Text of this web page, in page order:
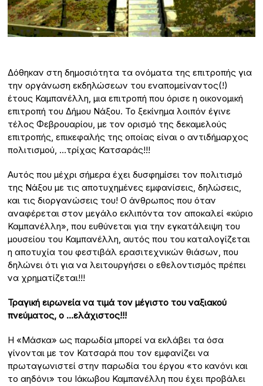
Δόθηκαν στη δημοσιότητα τα ονόματα της επιτροπής για
την οργάνωση εκδηλώσεων του εναπομείναντος(!)
έτους Καμπανέλλη, μια επιτροπή που όρισε η οικονομική
επιτροπή του Δήμου Νάξου. Το ξεκίνημα λοιπόν έγινε
τέλος Φεβρουαρίου, με τον ορισμό της δεκαμελούς
επιτροπής, επικεφαλής της οποίας είναι ο αντιδήμαρχος
πολιτισμού, …τρίχας Κατσαράς!!!
Αυτός που μέχρι σήμερα έχει δυσφημίσει τον πολιτισμό
της Νάξου με τις αποτυχημένες εμφανίσεις, δηλώσεις,
και τις διοργανώσεις του! Ο άνθρωπος που όταν
αναφέρεται στον μεγάλο εκλιπόντα τον αποκαλεί «κύριο
Καμπανέλλη», που ευθύνεται για την εγκατάλειψη του
μουσείου του Καμπανέλλη, αυτός που του καταλογίζεται
η αποτυχία του φεστιβάλ ερασιτεχνικών θιάσων, που
δηλώνει ότι για να λειτουργήσει ο εθελοντισμός πρέπει
να χρηματίζεται!!!
Τραγική ειρωνεία να τιμά τον μέγιστο του ναξιακού
πνεύματος, ο …ελάχιστος!!!
Η «Μάσκα» ως παρωδία μπορεί να εκλάβει τα όσα
γίνονται με τον Κατσαρά που τον εμφανίζει να
πρωταγωνιστεί στην παρωδία του έργου «το κανόνι και
το αηδόνι» του Ιάκωβου Καμπανέλλη που έχει προβάλει